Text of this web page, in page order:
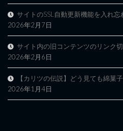
サイトのSSL自動更新機能を入れ
2026年2月7日
サイト内の旧コンテンツのリンク
2026年2月6日
【カリツの伝説】どう見ても綿菓
2026年1月4日